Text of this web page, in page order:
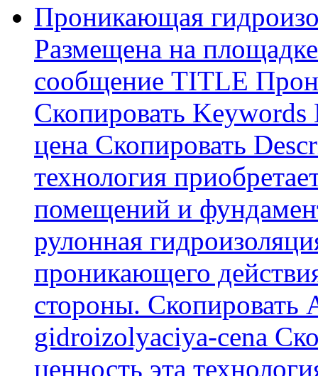
Проникающая
Размещена на
сообщение TITLE
Скопировать
цена Скопировать
технология
помещений и
рулонная
проникающего
стороны. Скопировать
gidroizolyaciya-cena
ценность эта